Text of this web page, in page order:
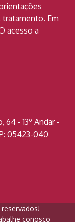
tratamento. Em
acesso a
64 - 13º Andar -
05423-040
conosco